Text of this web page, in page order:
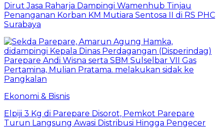
Dirut Jasa Raharja Dampingi Wamenhub Tinjau
Penanganan Korban KM Mutiara Sentosa II di RS PHC
Surabaya
Ekonomi & Bisnis
Elpiji 3 Kg di Parepare Disorot, Pemkot Parepare
Turun Langsung Awasi Distribusi Hingga Pengecer